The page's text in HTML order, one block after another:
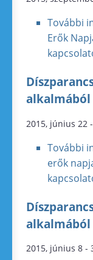
További
Erők
alkalmából
2015, június 22
További
erők
alkalmából
2015, június 8 -